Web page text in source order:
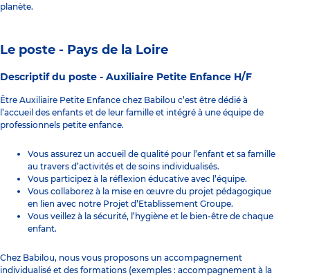
planète.
Le poste - Pays de la Loire
Descriptif du poste - Auxiliaire Petite Enfance H/F
Être Auxiliaire Petite Enfance chez Babilou c’est être dédié à
l’accueil des enfants et de leur famille et intégré à une équipe de
professionnels petite enfance.
Vous assurez un accueil de qualité pour l’enfant et sa famille
au travers d’activités et de soins individualisés.
Vous participez à la réflexion éducative avec l’équipe.
Vous collaborez à la mise en œuvre du projet pédagogique
en lien avec notre Projet d’Etablissement Groupe.
Vous veillez à la sécurité, l’hygiène et le bien-être de chaque
enfant.
Chez Babilou, nous vous proposons un accompagnement
individualisé et des formations (exemples : accompagnement à la